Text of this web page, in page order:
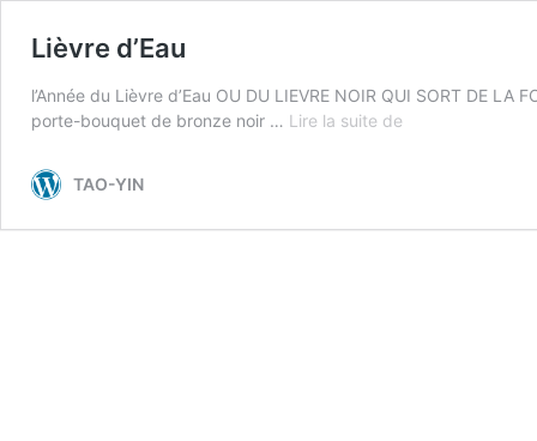
Lièvre d’Eau
l’Année du Lièvre d’Eau OU DU LIEVRE NOIR QUI SORT DE
porte-bouquet de bronze noir … Lire la suite de
TAO-YIN